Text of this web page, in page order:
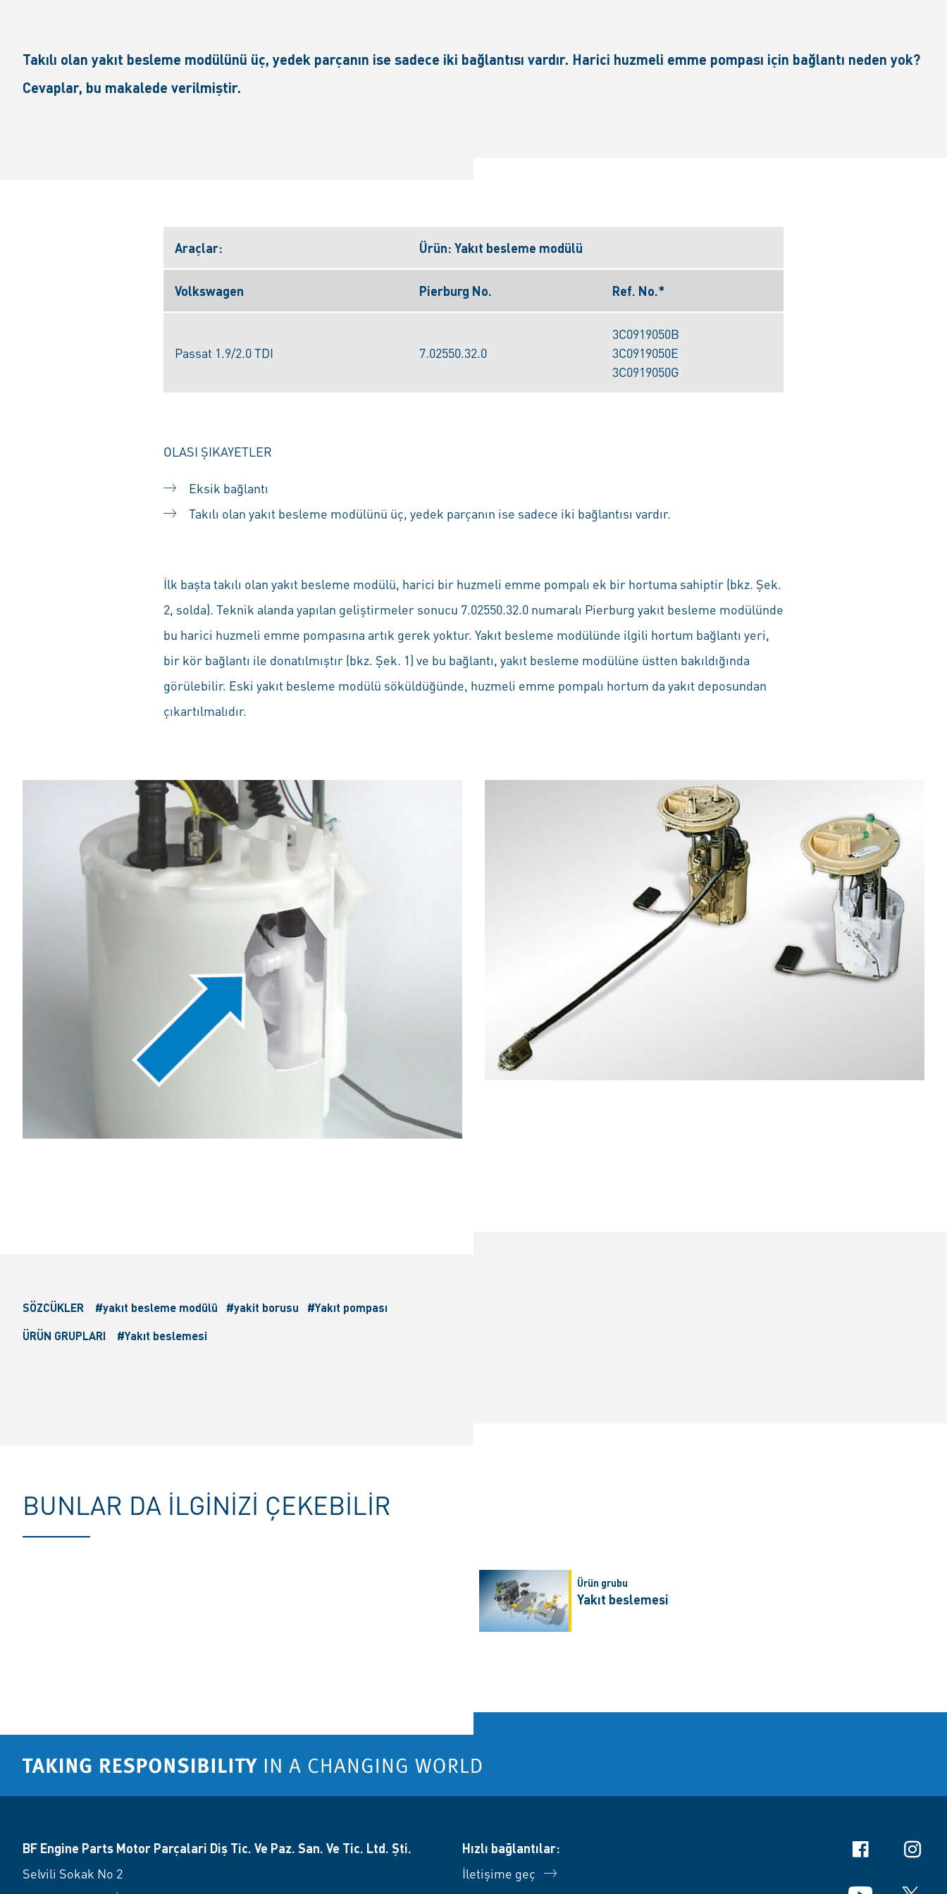
Takılı olan yakıt besleme modülünü üç, yedek parçanın ise sadece iki bağlantısı vardır. Harici huzmeli emme pompası için bağlantı neden yok?
Cevaplar, bu makalede verilmiştir.
Araçlar: Ürün: Yakıt besleme modülü
Volkswagen Pierburg No. Ref. No.*
Passat 1.9/2.0 TDI 7.02550.32.0
3C0919050B
3C0919050E
3C0919050G
OLASI ŞIKAYETLER
Eksik bağlantı
Takılı olan yakıt besleme modülünü üç, yedek parçanın ise sadece iki bağlantısı vardır.
İlk başta takılı olan yakıt besleme modülü, harici bir huzmeli emme pompalı ek bir hortuma sahiptir (bkz. Şek.
2, solda). Teknik alanda yapılan geliştirmeler sonucu 7.02550.32.0 numaralı Pierburg yakıt besleme modülünde
bu harici huzmeli emme pompasına artık gerek yoktur. Yakıt besleme modülünde ilgili hortum bağlantı yeri,
bir kör bağlantı ile donatılmıştır (bkz. Şek. 1) ve bu bağlantı, yakıt besleme modülüne üstten bakıldığında
görülebilir. Eski yakıt besleme modülü söküldüğünde, huzmeli emme pompalı hortum da yakıt deposundan
çıkartılmalıdır.
SÖZCÜKLER #yakıt besleme modülü #yakit borusu
#Yakıt pompası
ÜRÜN GRUPLARI
#Yakıt beslemesi
BUNLAR DA ILGINIZI ÇEKEBILIR
Ürün grubu
Yakıt beslemesi
BF Engine Parts Motor Parçalari Diş Tic. Ve Paz. San. Ve Tic. Ltd. Şti.
Selvili Sokak No 2
Hızlı bağlantılar:
İletişime geç
Facebook